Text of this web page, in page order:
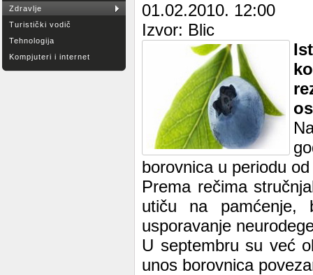
Zdravlje
Turistički vodič
Tehnologija
Kompjuteri i internet
01.02.2010. 12:00
Izvor: Blic
borovnica u periodu
Prema rečima
utiču na pamćenje,
usporavanje
U septembru su već
unos borovnica